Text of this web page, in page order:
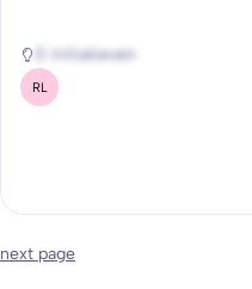
0 initiatieven
RL
next page